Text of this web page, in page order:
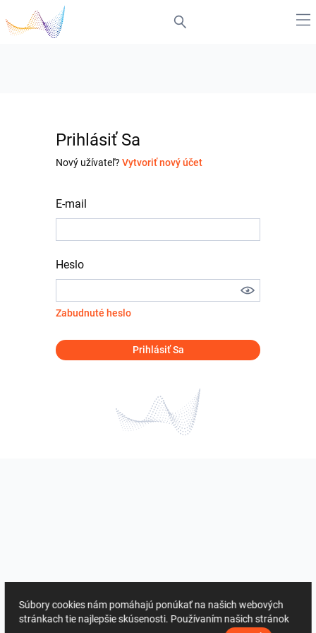
Prihlásiť Sa
Nový užívateľ? Vytvoriť nový účet
E-mail
Heslo
Zabudnuté heslo
Prihlásiť Sa
Súbory cookies nám pomáhajú ponúkať na našich webových
stránkach tie najlepšie skúsenosti. Používaním našich stránok